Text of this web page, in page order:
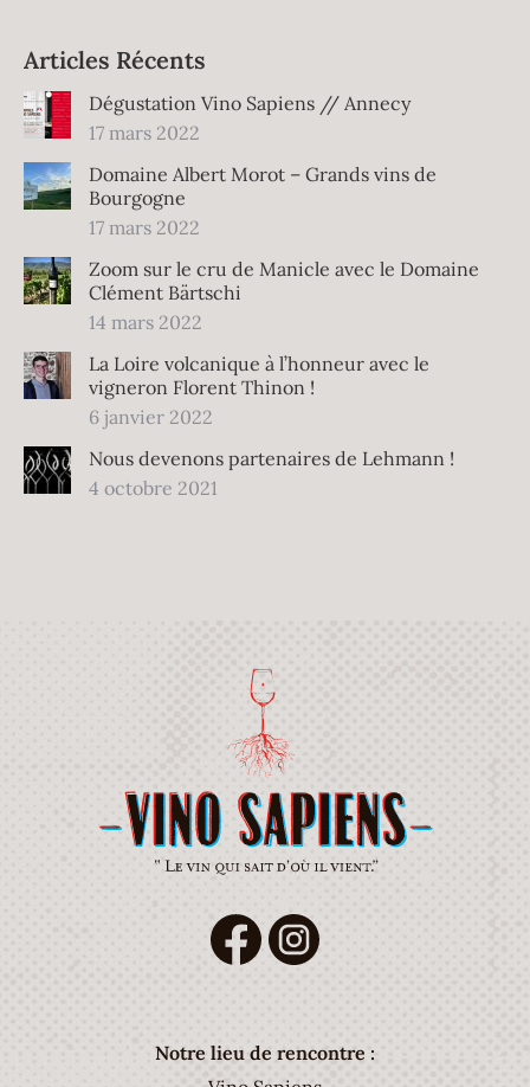
Articles Récents
Dégustation Vino Sapiens // Annecy
17 mars 2022
Domaine Albert Morot – Grands vins de
Bourgogne
17 mars 2022
Zoom sur le cru de Manicle avec le Domaine
Clément Bärtschi
14 mars 2022
La Loire volcanique à l’honneur avec le
vigneron Florent Thinon !
6 janvier 2022
Nous devenons partenaires de Lehmann !
4 octobre 2021
Notre lieu de rencontre :